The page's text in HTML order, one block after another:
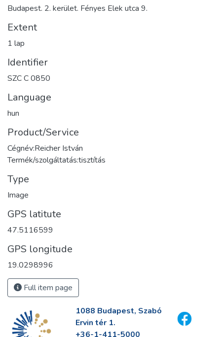
Budapest. 2. kerület. Fényes Elek utca 9.
Extent
1 lap
Identifier
SZC C 0850
Language
hun
Product/Service
Cégnév:Reicher István
Termék/szolgáltatás:tisztítás
Type
Image
GPS latitute
47.5116599
GPS longitude
19.0298996
Full item page
1088 Budapest, Szabó
Ervin tér 1.
+36-1-411-5000